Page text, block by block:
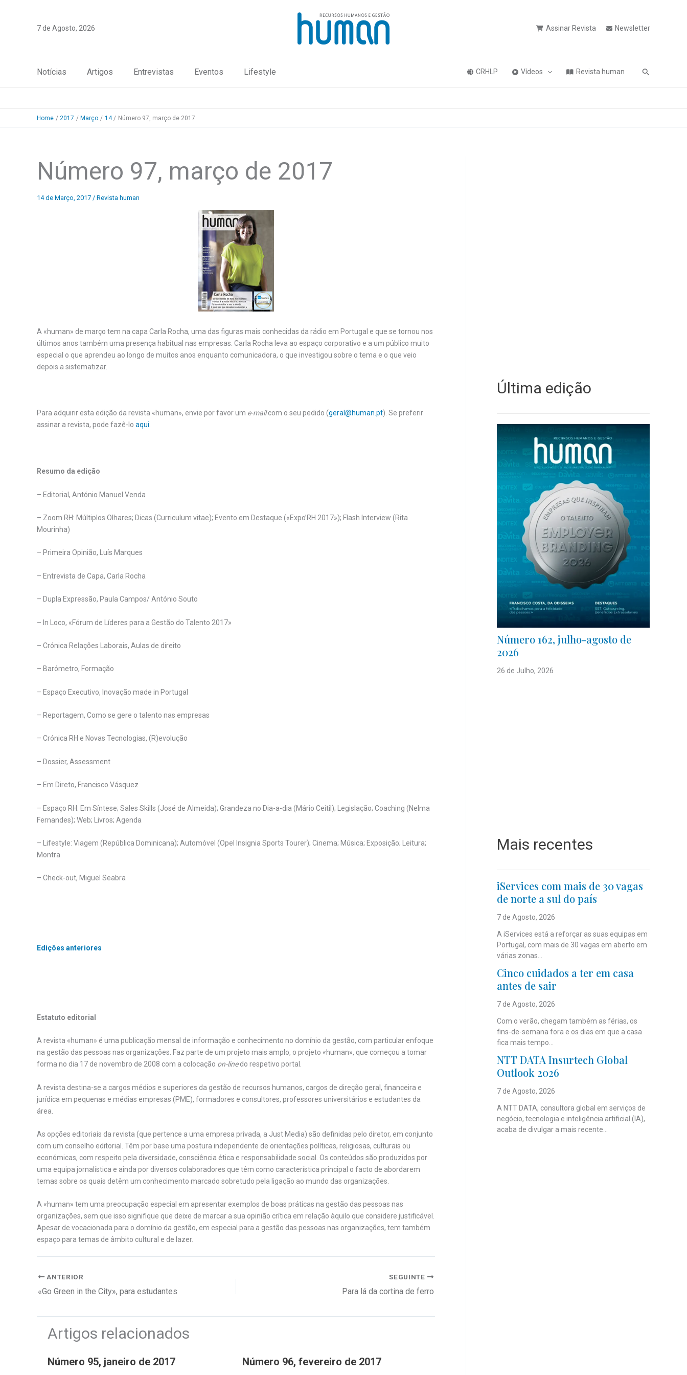
7 de Agosto, 2026 Assinar Revista Newsletter
Notícias Artigos Entrevistas Eventos Lifestyle CRHLP Vídeos Revista human Pesquisa
Home 2017 Março 14 Número 97, março de 2017
Número 97, março de 2017
14 de Março, 2017 / Revista human
A «human» de março tem na capa Carla Rocha, uma das figuras mais conhecidas da rádio em Portugal e que se tornou nos
últimos anos também uma presença habitual nas empresas. Carla Rocha leva ao espaço corporativo e a um público muito
especial o que aprendeu ao longo de muitos anos enquanto comunicadora, o que investigou sobre o tema e o que veio
depois a sistematizar.
Para adquirir esta edição da revista «human», envie por favor um e-mailcom o seu pedido (geral@human.pt). Se preferir
assinar a revista, pode fazê-lo aqui.
Resumo da edição
– Editorial, António Manuel Venda
– Zoom RH: Múltiplos Olhares; Dicas (Curriculum vitae); Evento em Destaque («Expo’RH 2017»); Flash Interview (Rita
Mourinha)
– Primeira Opinião, Luís Marques
– Entrevista de Capa, Carla Rocha
– Dupla Expressão, Paula Campos/ António Souto
– In Loco, «Fórum de Líderes para a Gestão do Talento 2017»
– Crónica Relações Laborais, Aulas de direito
– Barómetro, Formação
– Espaço Executivo, Inovação made in Portugal
– Reportagem, Como se gere o talento nas empresas
– Crónica RH e Novas Tecnologias, (R)evolução
– Dossier, Assessment
– Em Direto, Francisco Vásquez
– Espaço RH: Em Síntese; Sales Skills (José de Almeida); Grandeza no Dia-a-dia (Mário Ceitil); Legislação; Coaching (Nelma
Fernandes); Web; Livros; Agenda
– Lifestyle: Viagem (República Dominicana); Automóvel (Opel Insignia Sports Tourer); Cinema; Música; Exposição; Leitura;
Montra
– Check-out, Miguel Seabra
Edições anteriores
Estatuto editorial
A revista «human» é uma publicação mensal de informação e conhecimento no domínio da gestão, com particular enfoque
na gestão das pessoas nas organizações. Faz parte de um projeto mais amplo, o projeto «human», que começou a tomar
forma no dia 17 de novembro de 2008 com a colocação on-linedo respetivo portal.
A revista destina-se a cargos médios e superiores da gestão de recursos humanos, cargos de direção geral, financeira e
jurídica em pequenas e médias empresas (PME), formadores e consultores, professores universitários e estudantes da
área.
As opções editoriais da revista (que pertence a uma empresa privada, a Just Media) são definidas pelo diretor, em conjunto
com um conselho editorial. Têm por base uma postura independente de orientações políticas, religiosas, culturais ou
económicas, com respeito pela diversidade, consciência ética e responsabilidade social. Os conteúdos são produzidos por
uma equipa jornalística e ainda por diversos colaboradores que têm como característica principal o facto de abordarem
temas sobre os quais detêm um conhecimento marcado sobretudo pela ligação ao mundo das organizações.
A «human» tem uma preocupação especial em apresentar exemplos de boas práticas na gestão das pessoas nas
organizações, sem que isso signifique que deixe de marcar a sua opinião crítica em relação àquilo que considere justificável.
Apesar de vocacionada para o domínio da gestão, em especial para a gestão das pessoas nas organizações, tem também
espaço para temas de âmbito cultural e de lazer.
ANTERIOR
«Go Green in the City», para estudantes
SEGUINTE
Para lá da cortina de ferro
Artigos relacionados
Número 95, janeiro de 2017 Número 96, fevereiro de 2017
Última edição
Número 162, julho-agosto de
2026
26 de Julho, 2026
Mais recentes
iServices com mais de 30 vagas
de norte a sul do país
7 de Agosto, 2026
A iServices está a reforçar as suas equipas em
Portugal, com mais de 30 vagas em aberto em
várias zonas...
Cinco cuidados a ter em casa
antes de sair
7 de Agosto, 2026
Com o verão, chegam também as férias, os
fins-de-semana fora e os dias em que a casa
fica mais tempo...
NTT DATA Insurtech Global
Outlook 2026
7 de Agosto, 2026
A NTT DATA, consultora global em serviços de
negócio, tecnologia e inteligência artificial (IA),
acaba de divulgar a mais recente...